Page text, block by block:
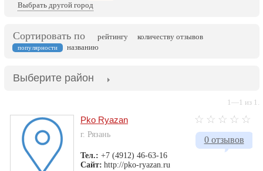
Выбрать другой город
Сортировать по рейтингу количеству отзывов
популярности названию
Выберите район
1—1 из 1.
0 отзывов
Pko Ryazan
г. Рязань
Тел.: +7 (4912) 46-63-16
Сайт: http://pko-ryazan.ru